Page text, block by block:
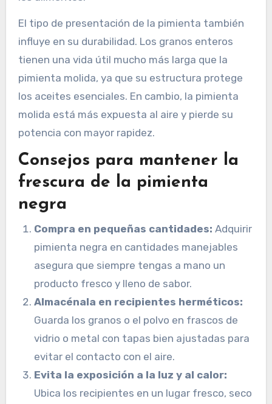
El tipo de presentación de la pimienta también
influye en su durabilidad. Los granos enteros
tienen una vida útil mucho más larga que la
pimienta molida, ya que su estructura protege
los aceites esenciales. En cambio, la pimienta
molida está más expuesta al aire y pierde su
potencia con mayor rapidez.
Consejos para mantener la
frescura de la pimienta
negra
Compra en pequeñas cantidades: Adquirir
pimienta negra en cantidades manejables
asegura que siempre tengas a mano un
producto fresco y lleno de sabor.
Almacénala en recipientes herméticos:
Guarda los granos o el polvo en frascos de
vidrio o metal con tapas bien ajustadas para
evitar el contacto con el aire.
Evita la exposición a la luz y al calor:
Ubica los recipientes en un lugar fresco, seco